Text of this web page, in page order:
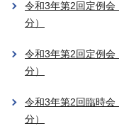
令和3年第2回定例
分）
令和3年第2回定例
分）
令和3年第2回臨時
分）